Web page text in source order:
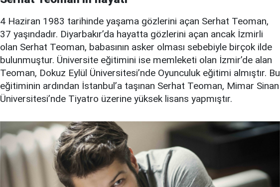
4 Haziran 1983 tarihinde yaşama gözlerini açan Serhat Teoman,
37 yaşındadır. Diyarbakır’da hayatta gözlerini açan ancak İzmirli
olan Serhat Teoman, babasının asker olması sebebiyle birçok ilde
bulunmuştur. Üniversite eğitimini ise memleketi olan İzmir’de alan
Teoman, Dokuz Eylül Üniversitesi’nde Oyunculuk eğitimi almıştır. Bu
eğitiminin ardından İstanbul’a taşınan Serhat Teoman, Mimar Sinan
Üniversitesi’nde Tiyatro üzerine yüksek lisans yapmıştır.